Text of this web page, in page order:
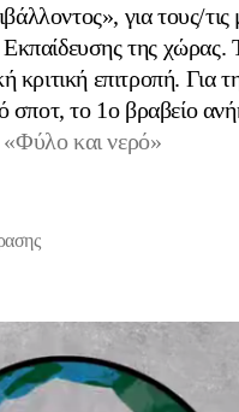
για τους/τις
της χώρας.
κριτική επιτροπή. Για
σποτ, το 1ο βραβείο
«Φύλο και νερό»